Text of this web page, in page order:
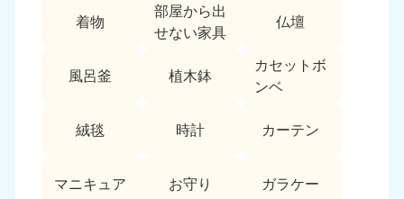
着物
部屋から出
せない家具
仏壇
風呂釜 植木鉢
カセットボ
ンベ
絨毯 時計 カーテン
マニキュア お守り ガラケー
四国
香川県
050-1880-9899
徳島県
050-1880-9898
9:00〜19:00 年中無休 9:00〜19:00 年中無休